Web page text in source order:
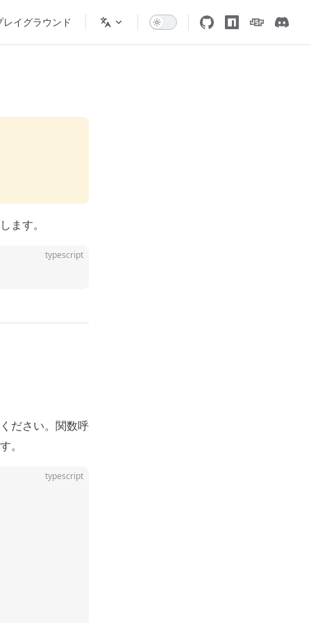
レイグラウンド
ます。
typescript
ださい。関数呼
。
typescript